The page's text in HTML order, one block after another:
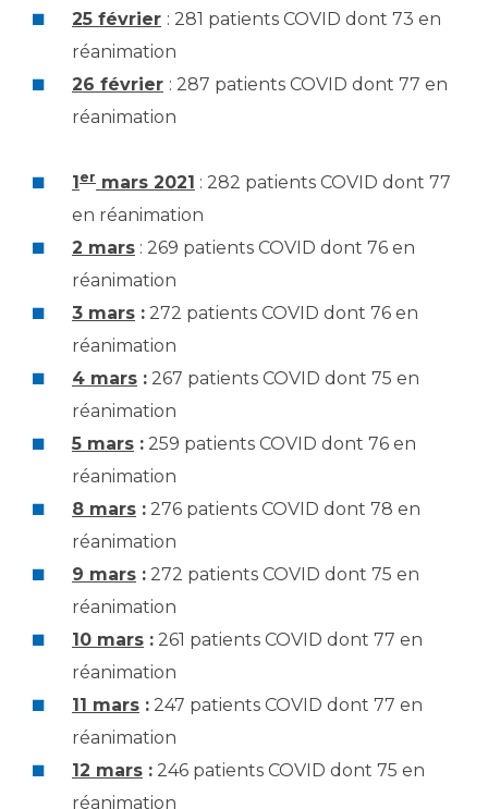
25 février : 281 patients COVID dont 73 en
réanimation
26 février : 287 patients COVID dont 77 en
réanimation
1er mars 2021 : 282 patients COVID dont 77
en réanimation
2 mars : 269 patients COVID dont 76 en
réanimation
3 mars : 272 patients COVID dont 76 en
réanimation
4 mars : 267 patients COVID dont 75 en
réanimation
5 mars : 259 patients COVID dont 76 en
réanimation
8 mars : 276 patients COVID dont 78 en
réanimation
9 mars : 272 patients COVID dont 75 en
réanimation
10 mars : 261 patients COVID dont 77 en
réanimation
11 mars : 247 patients COVID dont 77 en
réanimation
12 mars : 246 patients COVID dont 75 en
réanimation